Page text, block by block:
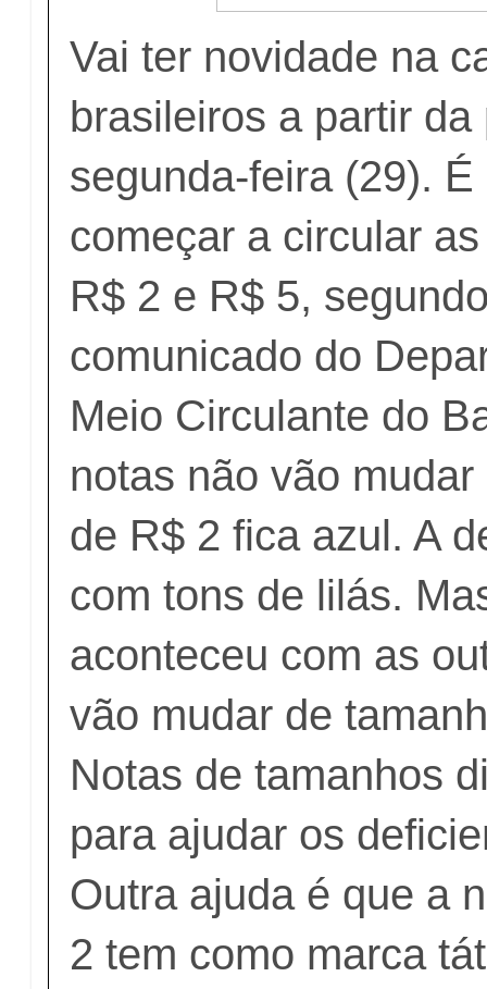
Vai ter novidade na
brasileiros a partir da
segunda-feira (29).
começar a circular
R$ 2 e R$ 5,
comunicado do
Meio Circulante do
notas não vão
de R$ 2 fica azul. A
com tons de lilás.
aconteceu com as
vão mudar de
Notas de tamanhos
para ajudar os
Outra ajuda é que a
2 tem como marca